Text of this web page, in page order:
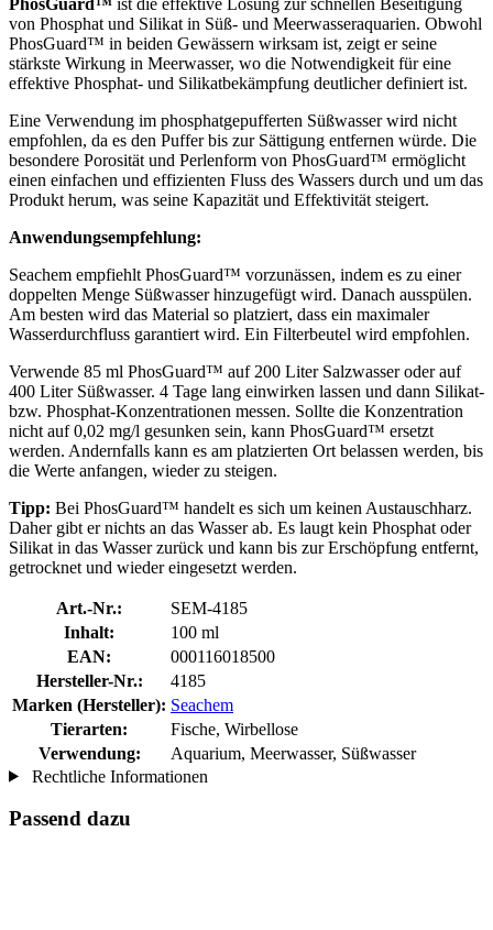
von Phosphat und Silikat in Süß- und Meerwasseraquarien. Obwohl
PhosGuard™ in beiden Gewässern wirksam ist, zeigt er seine
stärkste Wirkung in Meerwasser, wo die Notwendigkeit für eine
effektive Phosphat- und Silikatbekämpfung deutlicher definiert ist.
Eine Verwendung im phosphatgepufferten Süßwasser wird nicht
empfohlen, da es den Puffer bis zur Sättigung entfernen würde. Die
besondere Porosität und Perlenform von PhosGuard™ ermöglicht
einen einfachen und effizienten Fluss des Wassers durch und um das
Produkt herum, was seine Kapazität und Effektivität steigert.
Anwendungsempfehlung:
Seachem empfiehlt PhosGuard™ vorzunässen, indem es zu einer
doppelten Menge Süßwasser hinzugefügt wird. Danach ausspülen.
Am besten wird das Material so platziert, dass ein maximaler
Wasserdurchfluss garantiert wird. Ein Filterbeutel wird empfohlen.
Verwende 85 ml PhosGuard™ auf 200 Liter Salzwasser oder auf
400 Liter Süßwasser. 4 Tage lang einwirken lassen und dann Silikat-
bzw. Phosphat-Konzentrationen messen. Sollte die Konzentration
nicht auf 0,02 mg/l gesunken sein, kann PhosGuard™ ersetzt
werden. Andernfalls kann es am platzierten Ort belassen werden, bis
die Werte anfangen, wieder zu steigen.
Tipp: Bei PhosGuard™ handelt es sich um keinen Austauschharz.
Daher gibt er nichts an das Wasser ab. Es laugt kein Phosphat oder
Silikat in das Wasser zurück und kann bis zur Erschöpfung entfernt,
getrocknet und wieder eingesetzt werden.
Art.-Nr.:
SEM-4185
Inhalt:
100 ml
EAN:
000116018500
Hersteller-Nr.:
4185
Marken (Hersteller): Seachem
Tierarten:
Fische, Wirbellose
Verwendung:
Aquarium, Meerwasser, Süßwasser
Rechtliche Informationen
Passend dazu